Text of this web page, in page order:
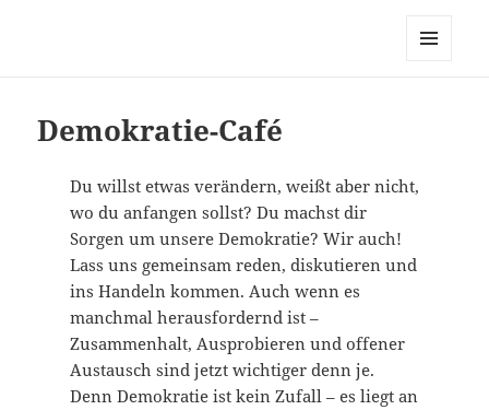
Demokratie-Café
Du willst etwas verändern, weißt aber nicht,
wo du anfangen sollst? Du machst dir
Sorgen um unsere Demokratie? Wir auch!
Lass uns gemeinsam reden, diskutieren und
ins Handeln kommen. Auch wenn es
manchmal herausfordernd ist –
Zusammenhalt, Ausprobieren und offener
Austausch sind jetzt wichtiger denn je.
Denn Demokratie ist kein Zufall – es liegt an